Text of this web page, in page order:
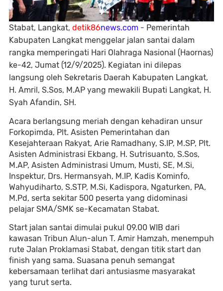
Stabat, Langkat, detik86news.com - Pemerintah
Kabupaten Langkat menggelar jalan santai dalam
rangka memperingati Hari Olahraga Nasional (Haornas)
ke-42, Jumat (12/9/2025). Kegiatan ini dilepas
langsung oleh Sekretaris Daerah Kabupaten Langkat,
H. Amril, S.Sos, M.AP yang mewakili Bupati Langkat, H.
Syah Afandin, SH.
Acara berlangsung meriah dengan kehadiran unsur
Forkopimda, Plt. Asisten Pemerintahan dan
Kesejahteraan Rakyat, Arie Ramadhany, S.IP, M.SP, Plt.
Asisten Administrasi Ekbang, H. Sutrisuanto, S.Sos,
M.AP, Asisten Administrasi Umum, Musti, SE, M.Si,
Inspektur, Drs. Hermansyah, M.IP, Kadis Kominfo,
Wahyudiharto, S.STP, M.Si, Kadispora, Ngaturken, PA,
M.Pd, serta sekitar 500 peserta yang didominasi
pelajar SMA/SMK se-Kecamatan Stabat.
Start jalan santai dimulai pukul 09.00 WIB dari
kawasan Tribun Alun-alun T. Amir Hamzah, menempuh
rute Jalan Proklamasi Stabat, dengan titik start dan
finish yang sama. Suasana penuh semangat
kebersamaan terlihat dari antusiasme masyarakat
yang turut serta.